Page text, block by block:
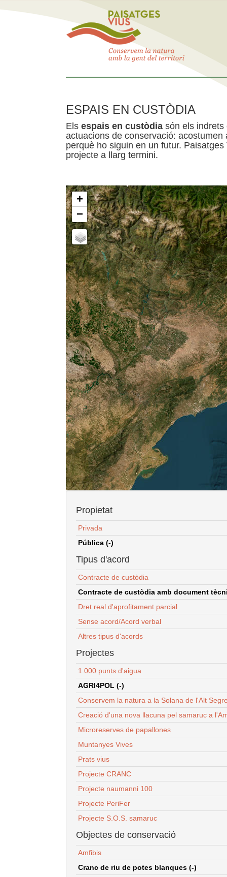
ESPAIS EN CUSTÒDIA
Els espais en custòdia són els indrets
actuacions de conservació:
perquè ho siguin en un futur.
projecte a llarg termini.
+
−
Propietat
Privada
Pública (-)
Tipus d'acord
Contracte de custòdia
Contracte de custòdia amb document
Dret real d'aprofitament parcial
Sense acord/Acord verbal
Altres tipus d'acords
Projectes
1.000 punts d'aigua
AGRI4POL (-)
Conservem la natura a la Solana de l'Alt
Creació d'una nova llacuna pel samaruc a
Microreserves de papallones
Muntanyes Vives
Prats vius
Projecte CRANC
Projecte naumanni 100
Projecte PeriFer
Projecte S.O.S. samaruc
Objectes de conservació
Amfibis
Cranc de riu de potes blanques (-)